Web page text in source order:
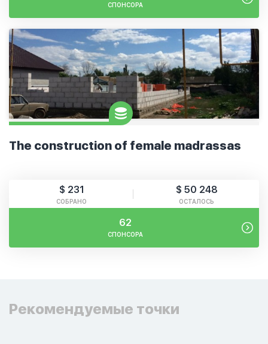
СПОНСОРА
The construction of female madrassas
$ 231
СОБРАНО
$ 50 248
ОСТАЛОСЬ
62
СПОНСОРА
Рекомендуемые точки